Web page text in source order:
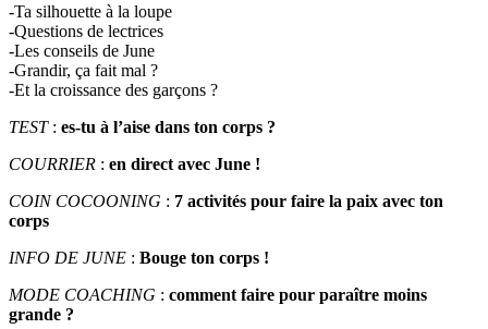
-Ta silhouette à la loupe
-Questions de lectrices
-Les conseils de June
-Grandir, ça fait mal ?
-Et la croissance des garçons ?
TEST: es-tu à l’aise dans ton corps ?
COURRIER : en direct avec June !
COIN COCOONING : 7 activités pour faire la paix avec ton
corps
INFO DE JUNE : Bouge ton corps !
MODE COACHING : comment faire pour paraître moins
grande ?